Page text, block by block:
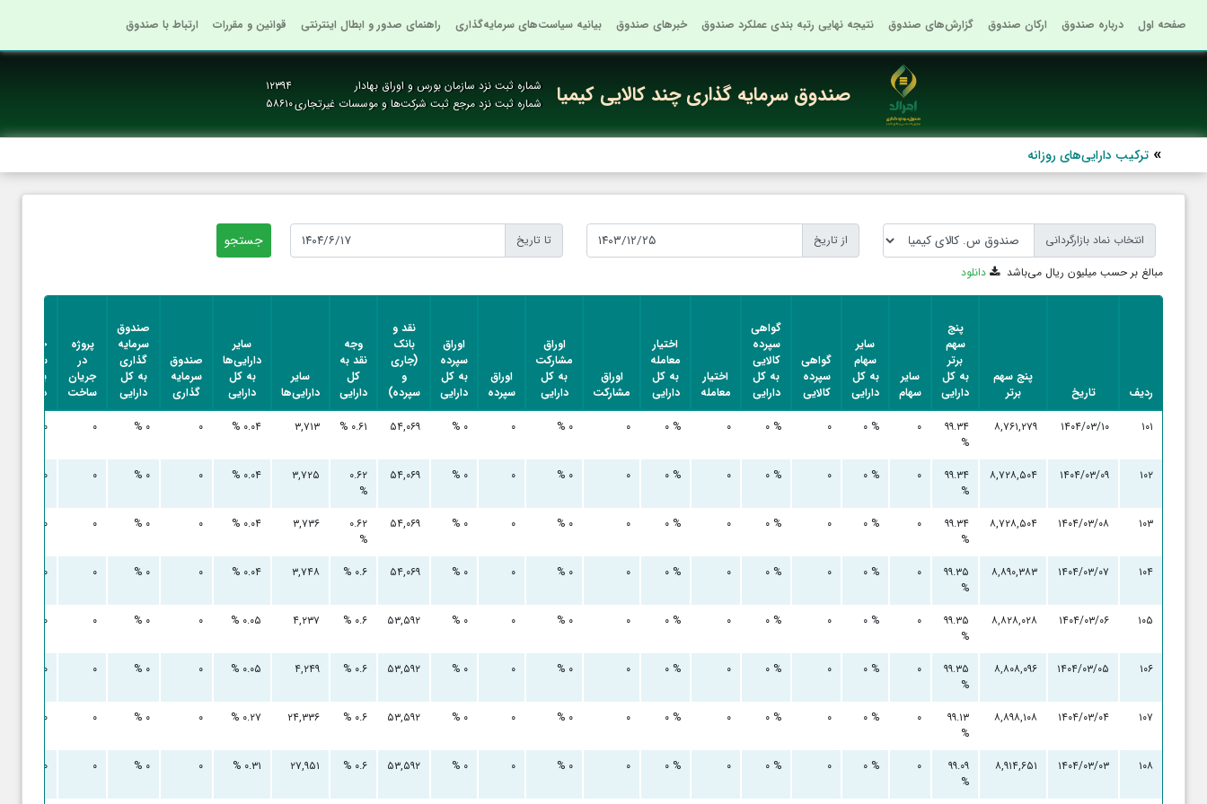
صفحه اول درباره صندوق ارکان صندوق گزارش‌های صندوق نتیجه نهایی رتبه بندی عملکرد صندوق خبرهای صندوق بیانیه سیاست‌های سرمایه‌گذاری راهنمای صدور و ابطال اینترنتی قوانین و مقررات ارتباط با صندوق
صندوق سرمایه گذاری چند کالایی کیمیا شماره ثبت نزد سازمان بورس و اوراق بهادار
۱۲۳۹۴
شماره ثبت نزد مرجع ثبت شرکت‌ها و موسسات غیرتجاری۵۸۶۱۰
ترکیب دارایی‌های روزانه
انتخاب نماد بازارگردانی از تاریخ
تا تاریخ
مبالغ بر حسب میلیون ریال می‌باشد
دانلود
ردیف تاریخ
پنج سهم
برتر
پنج
سهم
برتر
به کل
دارایی
سایر
سهام
سایر
سهام
به کل
دارایی
گواهی
سپرده
کالایی
گواهی
سپرده
کالایی
به کل
دارایی
اختیار
معامله
اختیار
معامله
به کل
دارایی
اوراق
مشارکت
اوراق
مشارکت
به کل
دارایی
اوراق
سپرده
اوراق
سپرده
به کل
دارایی
نقد و
بانک
(جاری
و
سپرده)
وجه
نقد به
کل
دارایی
سایر
دارایی‌ها
سایر
دارایی‌ها
به کل
دارایی
صندوق
سرمایه
گذاری
صندوق
سرمایه
گذاری
به کل
دارایی
پروژه
در
جریان
ساخت
جریان
ساخت
به کل
دارایی
۱۰۱
۱۴۰۴/۰۳/۱۰ ۸,۷۶۱,۲۷۹
۹۹.۳۴
%
۰ ۰ % ۰ ۰ % ۰ ۰ % ۰ ۰ % ۰ ۰ % ۵۴,۰۶۹ ۰.۶۱ % ۳,۷۱۳ ۰.۰۴ % ۰ ۰ % ۰ ۰ %
۱۰۲ ۱۴۰۴/۰۳/۰۹ ۸,۷۲۸,۵۰۴
۹۹.۳۴
%
۰ ۰ % ۰ ۰ % ۰ ۰ % ۰ ۰ % ۰ ۰ % ۵۴,۰۶۹
۰.۶۲
%
۳,۷۲۵ ۰.۰۴ % ۰ ۰ % ۰ ۰ %
۱۰۳ ۱۴۰۴/۰۳/۰۸ ۸,۷۲۸,۵۰۴
۹۹.۳۴
%
۰ ۰ % ۰ ۰ % ۰ ۰ % ۰ ۰ % ۰ ۰ % ۵۴,۰۶۹
۰.۶۲
%
۳,۷۳۶ ۰.۰۴ % ۰ ۰ % ۰ ۰ %
۱۰۴ ۱۴۰۴/۰۳/۰۷ ۸,۸۹۰,۳۸۳
۹۹.۳۵
%
۰ ۰ % ۰ ۰ % ۰ ۰ % ۰ ۰ % ۰ ۰ % ۵۴,۰۶۹ ۰.۶ % ۳,۷۴۸ ۰.۰۴ % ۰ ۰ % ۰ ۰ %
۱۰۵ ۱۴۰۴/۰۳/۰۶ ۸,۸۲۸,۰۲۸
۹۹.۳۵
%
۰ ۰ % ۰ ۰ % ۰ ۰ % ۰ ۰ % ۰ ۰ % ۵۳,۵۹۲ ۰.۶ % ۴,۲۳۷ ۰.۰۵ % ۰ ۰ % ۰ ۰ %
۱۰۶ ۱۴۰۴/۰۳/۰۵ ۸,۸۰۸,۰۹۶
۹۹.۳۵
%
۰ ۰ % ۰ ۰ % ۰ ۰ % ۰ ۰ % ۰ ۰ % ۵۳,۵۹۲ ۰.۶ % ۴,۲۴۹ ۰.۰۵ % ۰ ۰ % ۰ ۰ %
۱۰۷ ۱۴۰۴/۰۳/۰۴ ۸,۸۹۸,۱۰۸
۹۹.۱۳
%
۰ ۰ % ۰ ۰ % ۰ ۰ % ۰ ۰ % ۰ ۰ % ۵۳,۵۹۲ ۰.۶ % ۲۴,۳۳۶ ۰.۲۷ % ۰ ۰ % ۰ ۰ %
۱۰۸ ۱۴۰۴/۰۳/۰۳ ۸,۹۱۴,۶۵۱
۹۹.۰۹
%
۰ ۰ % ۰ ۰ % ۰ ۰ % ۰ ۰ % ۰ ۰ % ۵۳,۵۹۲ ۰.۶ % ۲۷,۹۵۱ ۰.۳۱ % ۰ ۰ % ۰ ۰ %